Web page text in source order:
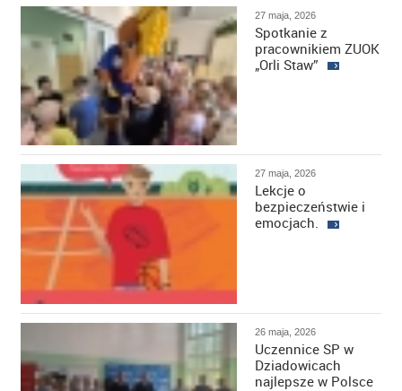
27 maja, 2026
Spotkanie z
pracownikiem ZUOK
„Orli Staw”
27 maja, 2026
Lekcje o
bezpieczeństwie i
emocjach.
26 maja, 2026
Uczennice SP w
Dziadowicach
najlepsze w Polsce